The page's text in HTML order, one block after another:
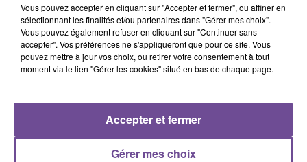
la confiance entre deux entreprises et entre des
individus. Il n'y a pas de vente sans confiance et la
confiance, elle se génère beaucoup par la qualité
relationnelle, par les émotions qu'on va pouvoir aussi
encore plus des gens qui seront capables de pouvoir
porter les émotions, de pouvoir créer et entretenir cette
confiance, au-delà de savoir être un commercial qui,
Vous pouvez accepter en cliquant sur "Accepter et fermer", ou affiner en
sélectionnant les finalités et/ou partenaires dans "Gérer mes choix".
Vous pouvez également refuser en cliquant sur "Continuer sans
accepter". Vos préférences ne s'appliqueront que pour ce site. Vous
pouvez mettre à jour vos choix, ou retirer votre consentement à tout
moment via le lien "Gérer les cookies" situé en bas de chaque page.
Gérer mes choix
Accepter et fermer